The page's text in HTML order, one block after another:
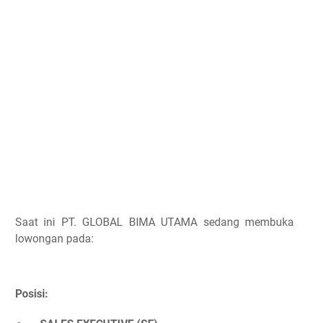
Saat ini PT. GLOBAL BIMA UTAMA sedang membuka
lowongan pada:
Posisi: